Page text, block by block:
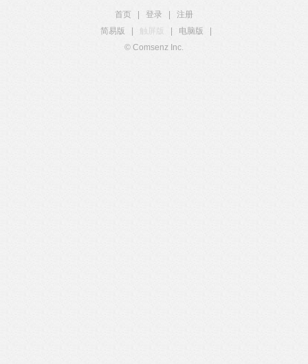
首页 登录
注册
简易版
触屏版 电脑版
© Comsenz Inc.